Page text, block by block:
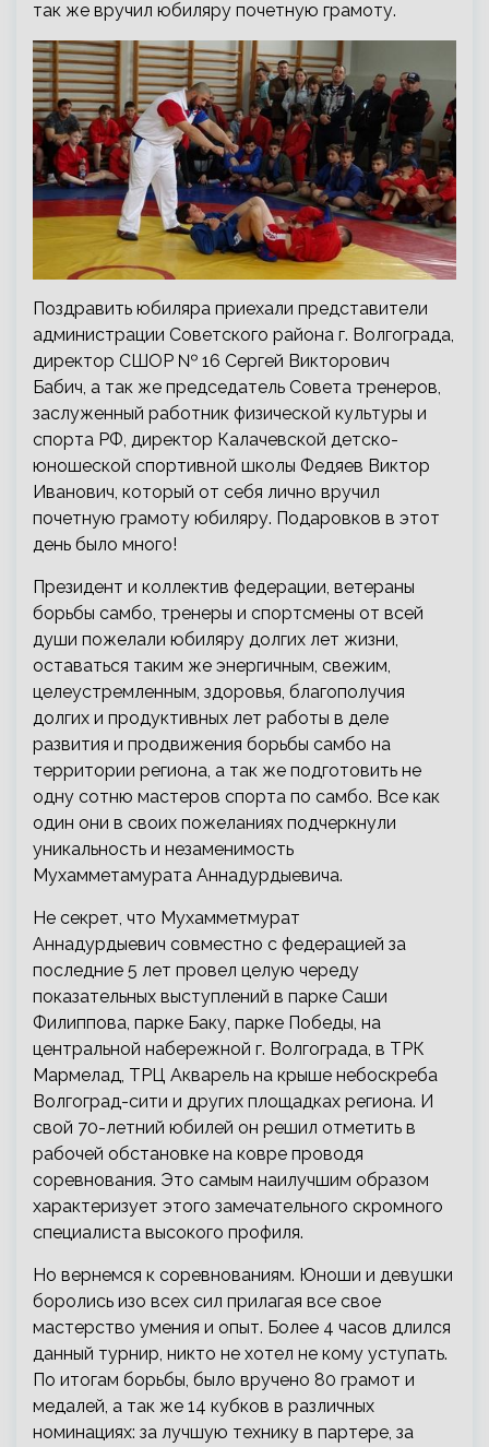
так же вручил юбиляру почетную грамоту.
Поздравить юбиляра приехали представители
администрации Советского района г. Волгограда,
директор СШОР № 16 Сергей Викторович
Бабич, а так же председатель Совета тренеров,
заслуженный работник физической культуры и
спорта РФ, директор Калачевской детско-
юношеской спортивной школы Федяев Виктор
Иванович, который от себя лично вручил
почетную грамоту юбиляру. Подаровков в этот
день было много!
Президент и коллектив федерации, ветераны
борьбы самбо, тренеры и спортсмены от всей
души пожелали юбиляру долгих лет жизни,
оставаться таким же энергичным, свежим,
целеустремленным, здоровья, благополучия
долгих и продуктивных лет работы в деле
развития и продвижения борьбы самбо на
территории региона, а так же подготовить не
одну сотню мастеров спорта по самбо. Все как
один они в своих пожеланиях подчеркнули
уникальность и незаменимость
Мухамметамурата Аннадурдыевича.
Не секрет, что Мухамметмурат
Аннадурдыевич совместно с федерацией за
последние 5 лет провел целую череду
показательных выступлений в парке Саши
Филиппова, парке Баку, парке Победы, на
центральной набережной г. Волгограда, в ТРК
Мармелад, ТРЦ Акварель на крыше небоскреба
Волгоград-сити и других площадках региона. И
свой 70-летний юбилей он решил отметить в
рабочей обстановке на ковре проводя
соревнования. Это самым наилучшим образом
характеризует этого замечательного скромного
специалиста высокого профиля.
Но вернемся к соревнованиям. Юноши и девушки
боролись изо всех сил прилагая все свое
мастерство умения и опыт. Более 4 часов длился
данный турнир, никто не хотел не кому уступать.
По итогам борьбы, было вручено 80 грамот и
медалей, а так же 14 кубков в различных
номинациях: за лучшую технику в партере, за